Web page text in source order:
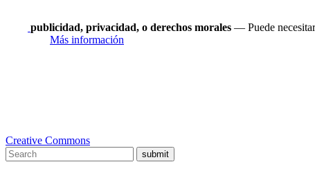
publicidad, privacidad, o derechos morales — Puede
Más información
Creative Commons
submit